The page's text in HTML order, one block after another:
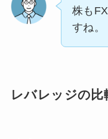
株も
すね。
レバレッジの比